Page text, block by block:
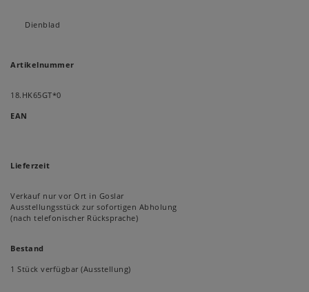
Dienblad
Artikelnummer
18.HK65GT*0
EAN
Lieferzeit
Verkauf nur vor Ort in Goslar
Ausstellungsstück zur sofortigen Abholung
(nach telefonischer Rücksprache)
Bestand
1 Stück verfügbar (Ausstellung)